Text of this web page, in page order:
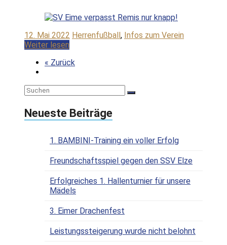
12. Mai 2022 Herrenfußball , Infos zum Verein
Weiter lesen
« Zurück
Neueste Beiträge
1. BAMBINI-Training ein voller Erfolg
Freundschaftsspiel gegen den SSV Elze
Erfolgreiches 1. Hallenturnier für unsere
Mädels
3. Eimer Drachenfest
Leistungssteigerung wurde nicht belohnt